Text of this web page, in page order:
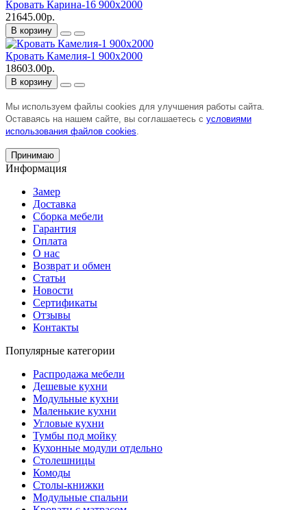
Кровать Карина-16 900х2000
21645.00р.
В корзину
Кровать Камелия-1 900х2000
18603.00р.
В корзину
Мы используем файлы cookies для улучшения работы сайта.
Оставаясь на нашем сайте, вы соглашаетесь с условиями
использования файлов cookies.
Принимаю
Информация
Замер
Доставка
Сборка мебели
Гарантия
Оплата
О нас
Возврат и обмен
Статьи
Новости
Сертификаты
Отзывы
Контакты
Популярные категории
Распродажа мебели
Дешевые кухни
Модульные кухни
Маленькие кухни
Угловые кухни
Тумбы под мойку
Кухонные модули отдельно
Столешницы
Комоды
Столы-книжки
Модульные спальни